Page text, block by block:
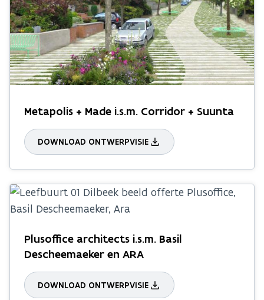
Metapolis + Made i.s.m. Corridor + Suunta
DOWNLOAD ONTWERPVISIE
Plusoffice architects i.s.m. Basil
Descheemaeker en ARA
DOWNLOAD ONTWERPVISIE